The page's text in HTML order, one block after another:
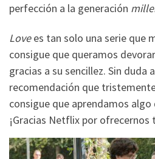
perfección a la generación
Lovees tan solo una serie que
consigue que queramos
gracias a su sencillez. Sin duda
recomendación que
consigue que aprendamos
¡Gracias Netflix por